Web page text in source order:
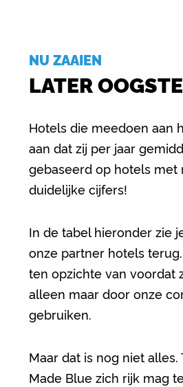
NU ZAAIEN
LATER
Hotels die meedoen aan
aan dat zij per jaar
gebaseerd op hotels met
duidelijke cijfers!
In de tabel hieronder zie
onze partner hotels
ten opzichte van voordat
alleen maar door onze
gebruiken.
Maar dat is nog niet
Made Blue zich rijk mag